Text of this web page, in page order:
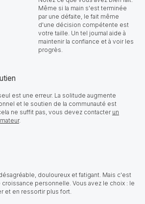
Même si la main s'est terminée
par une défaite, le fait même
d'une décision compétente est
votre taille. Un tel journal aide à
maintenir la confiance et à voir les
progrès.
est une erreur. La solitude augmente
et le soutien de la communauté est
ne suffit pas, vous devez contacter un
.
douloureux et fatigant. Mais c'est
personnelle. Vous avez le choix : le
et en ressortir plus fort.